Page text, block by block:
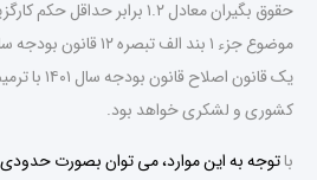
یک قانون
کشوری و لشکری خواهد بود.
باتوجه به این موارد، می توان بصورت